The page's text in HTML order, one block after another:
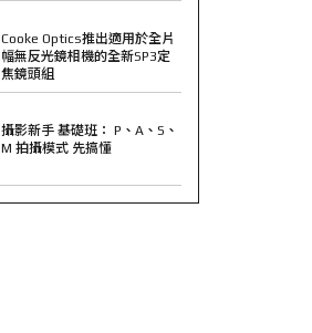
Cooke Optics推出適用於全片
幅無反光鏡相機的全新SP3定
焦鏡頭組
攝影新手 基礎班： P、A、S、
M 拍攝模式 先搞懂